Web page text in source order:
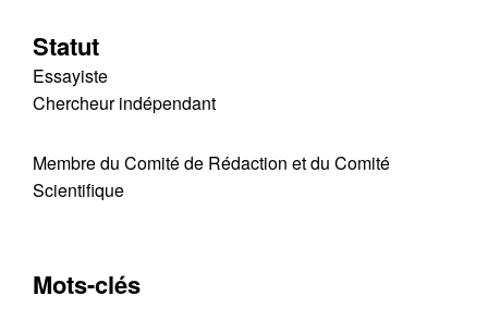
Statut
Essayiste
Chercheur indépendant
Membre du Comité de Rédaction et du Comité
Scientifique
Mots-clés